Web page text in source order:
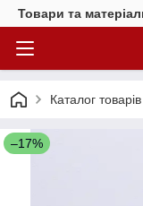
Товари та
Каталог товарiв
–17%